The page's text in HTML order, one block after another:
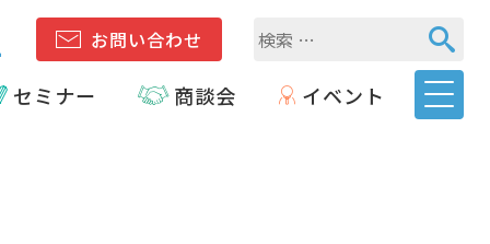
お問い合わせ
セミナー 商談会 イベント